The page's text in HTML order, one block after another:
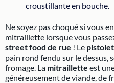
croustillante en bouche.
Ne soyez pas choqué si vous
mitraillette lorsque vous
street food de rue ! Le pistolet
pain rond fendu sur le dessus,
fromage. La mitraillette est
généreusement de viande, de